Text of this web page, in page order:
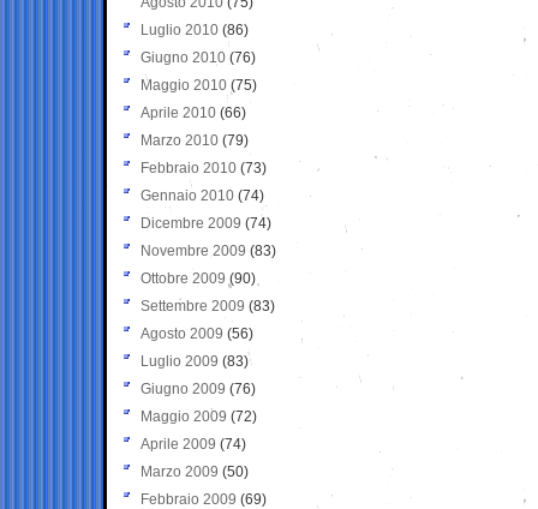
Luglio 2010 (86)
Giugno 2010 (76)
Maggio 2010 (75)
Aprile 2010 (66)
Marzo 2010 (79)
Febbraio 2010 (73)
Gennaio 2010 (74)
Dicembre 2009 (74)
Novembre 2009 (83)
Ottobre 2009 (90)
Settembre 2009 (83)
Agosto 2009 (56)
Luglio 2009 (83)
Giugno 2009 (76)
Maggio 2009 (72)
Aprile 2009 (74)
Marzo 2009 (50)
Febbraio 2009 (69)